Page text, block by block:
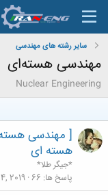
سایر رشته های مهندسی
مهندسی هسته‌ای
Nuclear Engineering
[ مهندسی
هسته ای
*جیگر طلا*
پاسخ ها 66
2019